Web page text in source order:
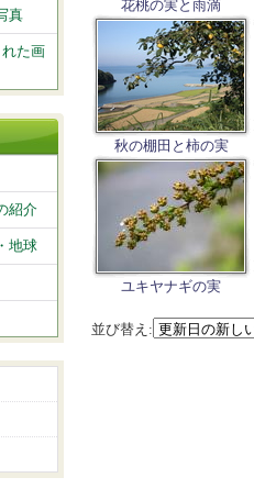
花桃の実と雨滴
秋の棚田と柿の実
ユキヤナギの実
並び替え:
真
た画
紹介
地球